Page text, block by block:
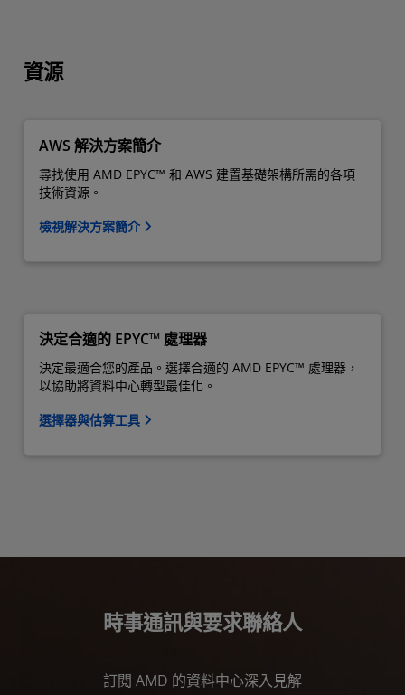
資源
AWS 解決方案簡介
尋找使用 AMD EPYC™ 和 AWS 建置基礎架構所需的各項
技術資源。
檢視解決方案簡介
決定合適的 EPYC™ 處理器
決定最適合您的產品。選擇合適的 AMD EPYC™ 處理器，
以協助將資料中心轉型最佳化。
選擇器與估算工具
時事通訊與要求聯絡人
訂閱 AMD 的資料中心深入見解